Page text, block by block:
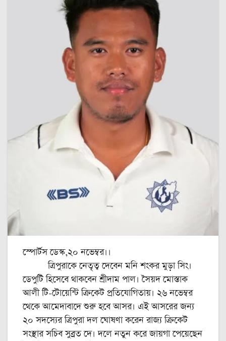
স্পোর্টস ডেস্ক,২০ নভেম্বর।।
ত্রিপুরাকে নেতৃত্ব দেবেন মনি শংকর মুড়া সিং।
ডেপুটি হিসেবে থাকবেন শ্রীদাম পাল। সৈয়দ মোস্তাক
আলী টি-টোয়েন্টি ক্রিকেট প্রতিযোগিতায়। ২৬ নভেম্বর
থেকে আমেদাবাদে শুরু হবে আসর। এই আসরের জন্য
২০ সদস্যের ত্রিপুরা দল ঘোষণা করেন রাজ্য ক্রিকেট
সংস্থার সচিব সুব্রত দে। দলে নতুন করে জায়গা পেয়েছেন